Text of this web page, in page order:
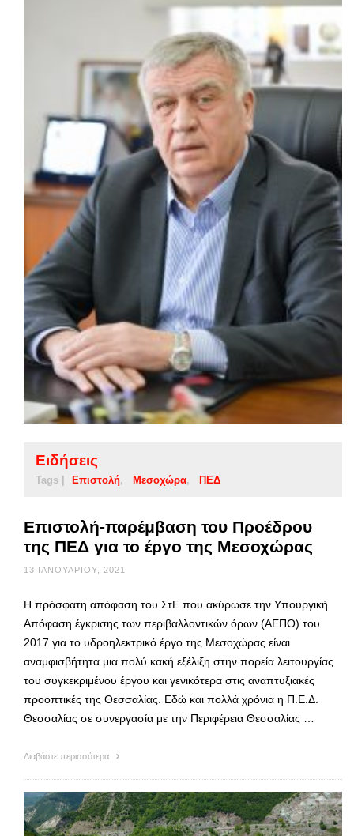
Ειδήσεις
Tags | Επιστολή Μεσοχώρα ΠΕΔ
Επιστολή-παρέμβαση του Προέδρου
της ΠΕΔ για το έργο της Μεσοχώρας
13 ΙΑΝΟΥΑΡΊΟΥ, 2021
Η πρόσφατη απόφαση του ΣτΕ που ακύρωσε την Υπουργική
Απόφαση έγκρισης των περιβαλλοντικών όρων (ΑΕΠΟ) του
2017 για το υδροηλεκτρικό έργο της Μεσοχώρας είναι
αναμφισβήτητα μια πολύ κακή εξέλιξη στην πορεία λειτουργίας
του συγκεκριμένου έργου και γενικότερα στις αναπτυξιακές
προοπτικές της Θεσσαλίας. Εδώ και πολλά χρόνια η Π.Ε.Δ.
Θεσσαλίας σε συνεργασία με την Περιφέρεια Θεσσαλίας …
Διαβάστε περισσότερα